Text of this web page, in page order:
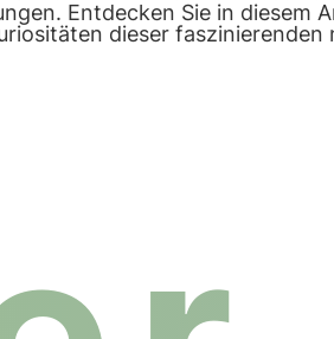
Entdecken Sie in diesem
dieser